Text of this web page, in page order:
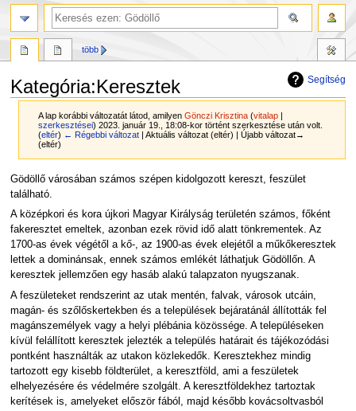
Segítség
Kategória:Keresztek
A lap korábbi változatát látod, amilyenGönczi Krisztina (vitalap |
szerkesztései) 2023. január 19., 18:08-kor történt szerkesztése után volt.
(eltér) ← Régebbi változat | Aktuális változat (eltér) | Újabb változat→
(eltér)
Ugrás
a
navigációhoz
Ugrás
a
kereséshez
Gödöllő városában számos szépen kidolgozott kereszt, feszület
található.
A középkori és kora újkori Magyar Királyság területén számos, főként
fakeresztet emeltek, azonban ezek rövid idő alatt tönkrementek. Az
1700-as évek végétől a kő-, az 1900-as évek elejétől a műkőkeresztek
lettek a dominánsak, ennek számos emlékét láthatjuk Gödöllőn. A
keresztek jellemzően egy hasáb alakú talapzaton nyugszanak.
A feszületeket rendszerint az utak mentén, falvak, városok utcáin,
magán- és szőlőskertekben és a települések bejáratánál állították fel
magánszemélyek vagy a helyi plébánia közössége. A településeken
kívül felállított keresztek jelezték a település határait és tájékozódási
pontként használták az utakon közlekedők. Keresztekhez mindig
tartozott egy kisebb földterület, a keresztföld, ami a feszületek
elhelyezésére és védelmére szolgált. A keresztföldekhez tartoztak
kerítések is, amelyeket először fából, majd később kovácsoltvasból
több